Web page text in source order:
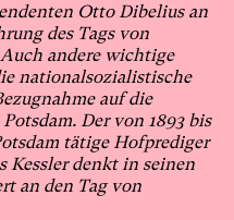
Otto Dibelius an
des Tags von
andere wichtige
nationalsozialistische
auf die
Der von 1893 bis
tätige Hofprediger
Kessler denkt in seinen
an den Tag von